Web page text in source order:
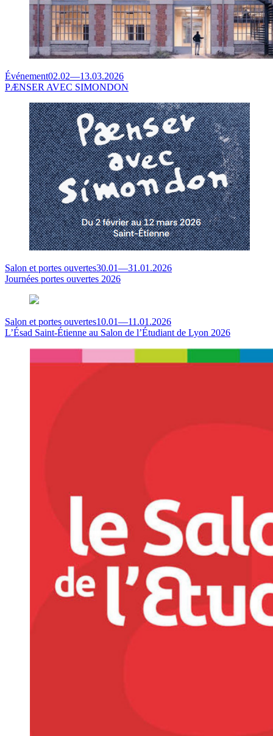
Événement02.02—13.03.2026
PÆNSER AVEC SIMONDON
Salon et portes ouvertes30.01—31.01.2026
Journées portes ouvertes 2026
Salon et portes ouvertes10.01—11.01.2026
L’Ésad Saint-Étienne au Salon de l’Étudiant de Lyon 2026